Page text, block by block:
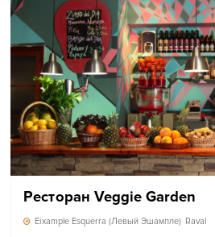
Ресторан Veggie Garden
Eixample Esquerra (Левый Эшампле) Raval